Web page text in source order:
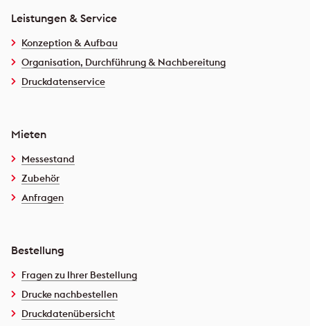
Leistungen & Service
Konzeption & Aufbau
Organisation, Durchführung & Nachbereitung
Druckdatenservice
Mieten
Messestand
Zubehör
Anfragen
Bestellung
Fragen zu Ihrer Bestellung
Drucke nachbestellen
Druckdatenübersicht